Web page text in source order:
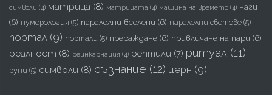
символи (4) матрица (8) матрицата (4) машина на времето (4) наги
(6) нумерология (5) паралелни вселени (6) паралелни светове (5)
портал (9) портали (5) прераждане (6) привличане на пари (6)
реалност (8) реинкарнация (4) рептили (7) ритуал (11)
руни (5) символи (8) съзнание (12) церн (9)